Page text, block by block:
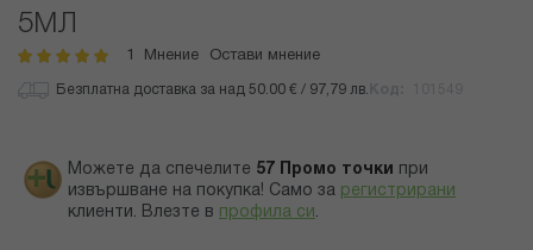
5МЛ
рейтинг:
Мнение Остави мнение
Безплатна доставка за над 50.00 € / 97,79 лв.
Можете да спечелите 57 Промо точки
при
извършване на покупка! Само за регистрирани
клиенти. Влезте в профила си .